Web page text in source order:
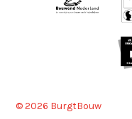
© 2026 BurgtBouw